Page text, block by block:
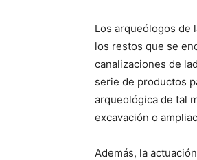
Los arqueólogos de
los restos que se
canalizaciones de
serie de productos
arqueológica de tal
excavación o
Además, la